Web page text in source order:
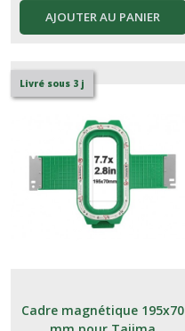
AJOUTER AU PANIER
Livré sous 3 j
Cadre magnétique 195x70